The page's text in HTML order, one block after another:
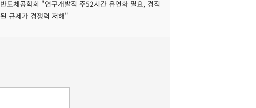
반도체공학회 "연구개발직 주52시간 유연화 필요, 경직
된 규제가 경쟁력 저해"